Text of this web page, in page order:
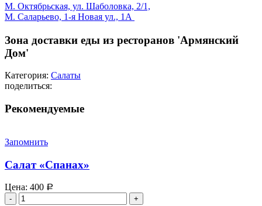
М. Октябрьская, ул. Шаболовка, 2/1,
М. Саларьево, 1-я Новая ул., 1А
Зона доставки еды из ресторанов 'Армянский
Дом'
Категория: Салаты
поделиться:
Рекомендуемые
Запомнить
Салат «Спанах»
Цена: 400 Р
Количество